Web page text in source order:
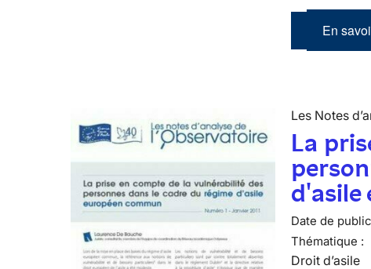
En
Les Notes
La
d'asile
Date de
Thématique :
Droit d’asile